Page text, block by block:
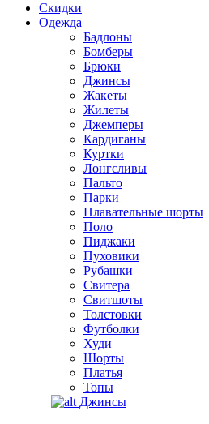
Скидки
Одежда
Бадлоны
Бомберы
Брюки
Джинсы
Жакеты
Жилеты
Джемперы
Кардиганы
Куртки
Лонгсливы
Пальто
Парки
Плавательные шорты
Поло
Пиджаки
Пуховики
Рубашки
Свитера
Свитшоты
Толстовки
Футболки
Худи
Шорты
Платья
Топы
Джинсы